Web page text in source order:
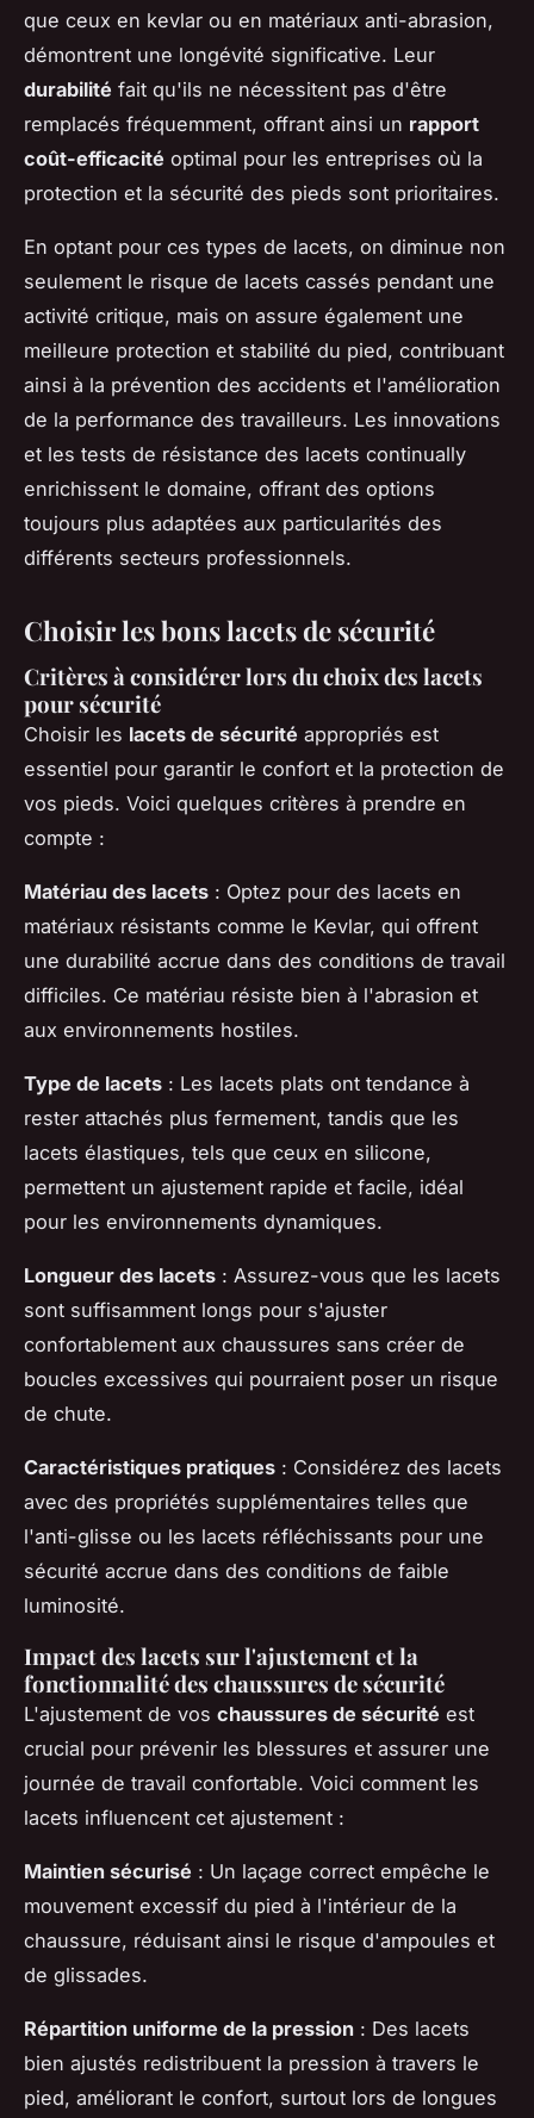
que ceux en kevlar ou en matériaux anti-abrasion,
démontrent une longévité significative. Leur
durabilité fait qu'ils ne nécessitent pas d'être
remplacés fréquemment, offrant ainsi un rapport
coût-efficacité optimal pour les entreprises où la
protection et la sécurité des pieds sont prioritaires.
En optant pour ces types de lacets, on diminue non
seulement le risque de lacets cassés pendant une
activité critique, mais on assure également une
meilleure protection et stabilité du pied, contribuant
ainsi à la prévention des accidents et l'amélioration
de la performance des travailleurs. Les innovations
et les tests de résistance des lacets continually
enrichissent le domaine, offrant des options
toujours plus adaptées aux particularités des
différents secteurs professionnels.
Choisir les bons lacets de sécurité
Critères à considérer lors du choix des lacets
pour sécurité
Choisir les lacets de sécurité appropriés est
essentiel pour garantir le confort et la protection de
vos pieds. Voici quelques critères à prendre en
compte :
Matériau des lacets : Optez pour des lacets en
matériaux résistants comme le Kevlar, qui offrent
une durabilité accrue dans des conditions de travail
difficiles. Ce matériau résiste bien à l'abrasion et
aux environnements hostiles.
Type de lacets : Les lacets plats ont tendance à
rester attachés plus fermement, tandis que les
lacets élastiques, tels que ceux en silicone,
permettent un ajustement rapide et facile, idéal
pour les environnements dynamiques.
Longueur des lacets : Assurez-vous que les lacets
sont suffisamment longs pour s'ajuster
confortablement aux chaussures sans créer de
boucles excessives qui pourraient poser un risque
de chute.
Caractéristiques pratiques : Considérez des lacets
avec des propriétés supplémentaires telles que
l'anti-glisse ou les lacets réfléchissants pour une
sécurité accrue dans des conditions de faible
luminosité.
Impact des lacets sur l'ajustement et la
fonctionnalité des chaussures de sécurité
L'ajustement de vos chaussures de sécurité est
crucial pour prévenir les blessures et assurer une
journée de travail confortable. Voici comment les
lacets influencent cet ajustement :
Maintien sécurisé : Un laçage correct empêche le
mouvement excessif du pied à l'intérieur de la
chaussure, réduisant ainsi le risque d'ampoules et
de glissades.
Répartition uniforme de la pression : Des lacets
bien ajustés redistribuent la pression à travers le
pied, améliorant le confort, surtout lors de longues